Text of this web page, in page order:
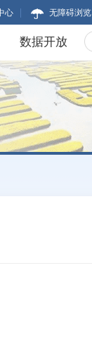
心 无障碍浏览
数据开放